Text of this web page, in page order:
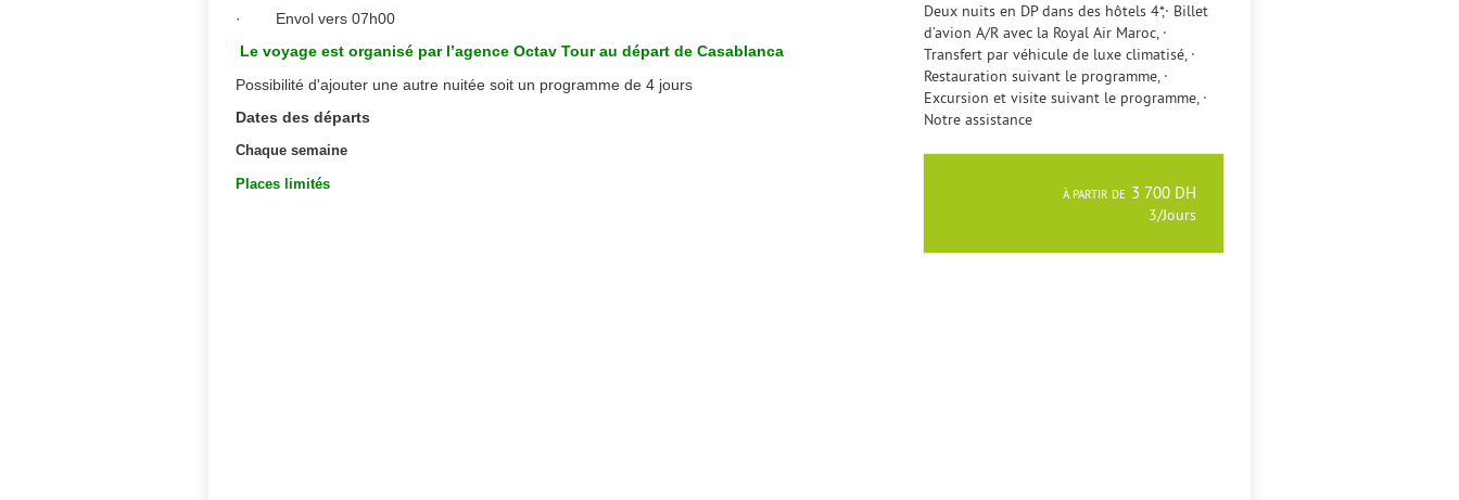
· Envol vers 07h00
Le voyage est organisé par l’agence Octav Tour au départ de Casablanca
Possibilité d'ajouter une autre nuitée soit un programme de 4 jours
Dates des départs
Chaque semaine
Places limités
Deux nuits en DP dans des hôtels 4*,· Billet
d’avion A/R avec la Royal Air Maroc, ·
Transfert par véhicule de luxe climatisé, ·
Restauration suivant le programme, ·
Excursion et visite suivant le programme, ·
Notre assistance
À PARTIR DE 3 700 DH
3/Jours